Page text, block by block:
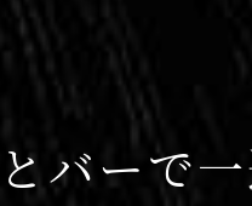
バーで